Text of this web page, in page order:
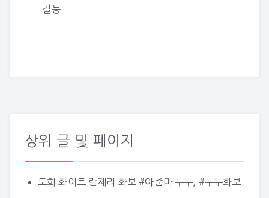
갈등
상위 글 및 페이지
도희 화이트 란제리 화보 #아줌마 누두, #누두화보